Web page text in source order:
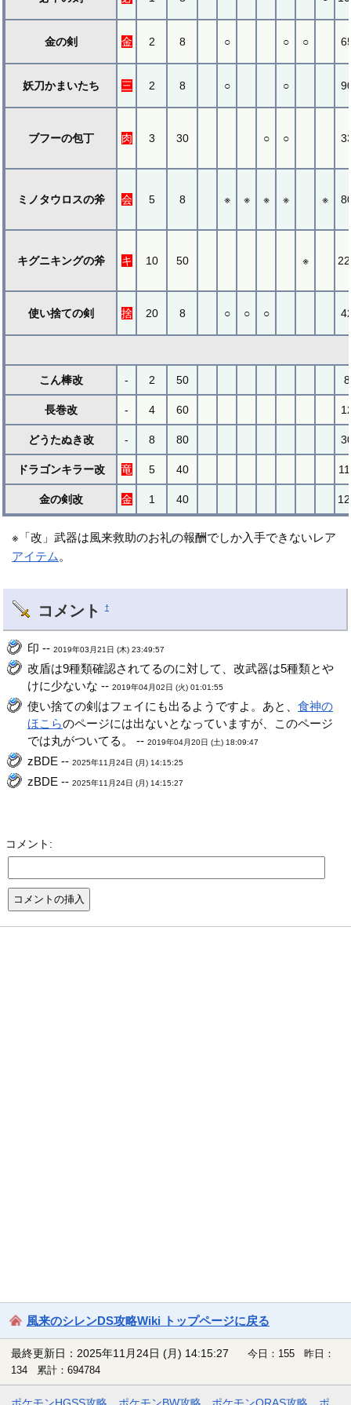
金の剣 金 2 8 ○ ○ ○
妖刀かまいたち 三 2 8 ○ ○
ブフーの包丁 肉 3 30 ○ ○
ミノタウロスの斧 会 5 8 ※ ※ ※ ※ ※
キグニキングの斧 キ 10 50 ※
使い捨ての剣 捨 20 8 ○ ○ ○
こん棒改 - 2 50
長巻改 - 4 60
どうたぬき改 - 8 80
ドラゴンキラー改 竜 5 40
金の剣改 金 1 40
※「改」武器は風来救助のお礼の報酬でしか入手できないレア
アイテム 。
コメント †
印 --2019年03月21日 (木) 23:49:57
改盾は9種類確認されてるのに対して、改武器は5種類とや
けに少ないな --2019年04月02日 (火) 01:01:55
使い捨ての剣はフェイにも出るようですよ。あと、食神の
ほこらのページには出ないとなっていますが、このページ
では丸がついてる。 --2019年04月20日 (土) 18:09:47
zBDE --2025年11月24日 (月) 14:15:25
zBDE --2025年11月24日 (月) 14:15:27
コメント:
風来のシレンDS攻略Wiki トップページに戻る
最終更新日：2025年11月24日 (月) 14:15:27
今日：155 昨日：
134 累計：694784